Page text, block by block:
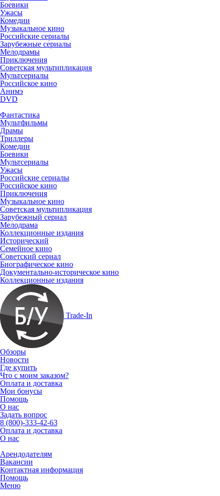
Боевики
Ужасы
Комедии
Музыкальное кино
Российские сериалы
Зарубежные сериалы
Мелодрамы
Приключения
Советская мультипликация
Мультсериалы
Российское кино
Анимэ
DVD
Фантастика
Мультфильмы
Драмы
Триллеры
Комедии
Боевики
Мультсериалы
Ужасы
Российские сериалы
Российское кино
Приключения
Музыкальное кино
Советская мультипликация
Зарубежный сериал
Мелодрама
Коллекционные издания
Исторический
Семейное кино
Советский сериал
Биографическое кино
Документально-историческое кино
Коллекционные издания
Trade-In
Обзоры
Новости
Где купить
Что с моим заказом?
Оплата и доставка
Мои бонусы
Помощь
О нас
Задать вопрос
8 (800)-333-42-63
Оплата и доставка
О нас
Арендодателям
Вакансии
Контактная информация
Помощь
Меню